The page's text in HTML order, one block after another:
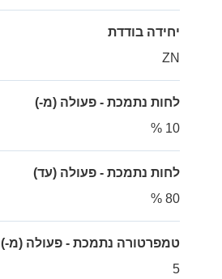
יחידה בודדת
ZN
לחות נתמכת - פעולה (מ-)
10 %
לחות נתמכת - פעולה (עד)
80 %
טמפרטורה נתמכת - פעולה (מ-)
5